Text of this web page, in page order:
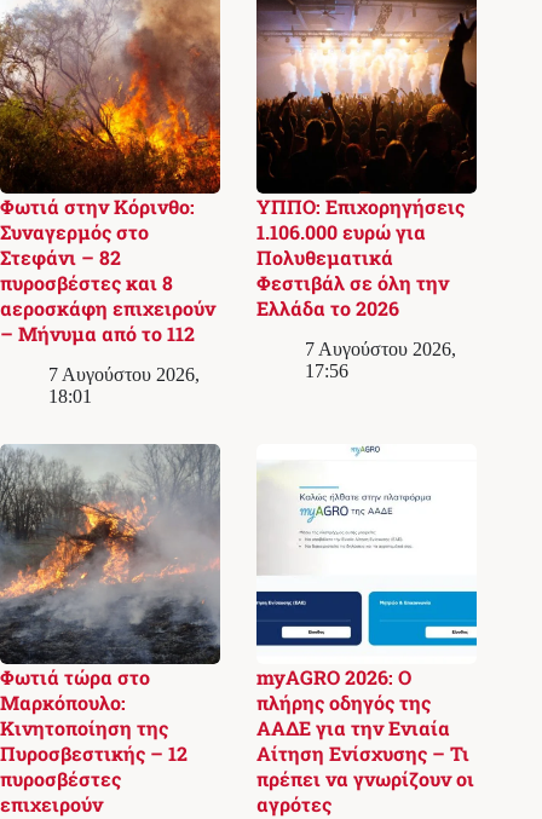
Φωτιά στην Κόρινθο:
Συναγερμός στο
Στεφάνι – 82
πυροσβέστες και 8
αεροσκάφη επιχειρούν
– Μήνυμα από το 112
7 Αυγούστου 2026,
18:01
ΥΠΠΟ: Επιχορηγήσεις
1.106.000 ευρώ για
Πολυθεματικά
Φεστιβάλ σε όλη την
Ελλάδα το 2026
7 Αυγούστου 2026,
17:56
Φωτιά τώρα στο
Μαρκόπουλο:
Κινητοποίηση της
Πυροσβεστικής – 12
πυροσβέστες
επιχειρούν
myAGRO 2026: Ο
πλήρης οδηγός της
ΑΑΔΕ για την Ενιαία
Αίτηση Ενίσχυσης – Τι
πρέπει να γνωρίζουν οι
αγρότες